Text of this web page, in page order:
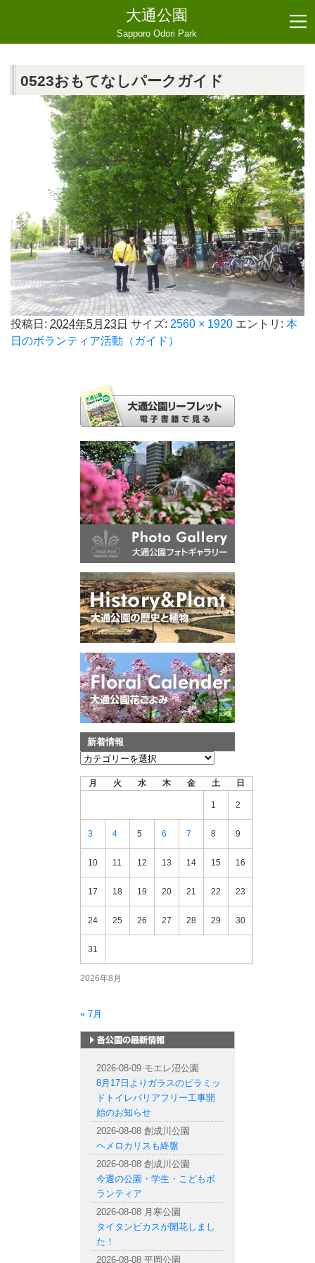
大通公園
Sapporo Odori Park
0523おもてなしパークガイド
投稿日: 2024年5月23日 サイズ: 2560 × 1920 エントリ: 本
日のボランティア活動（ガイド）
新着情報
新
2026年8月
月 火 水 木 金 土 日
1 2
3 4 5 6 7 8 9
10 11 12 13 14 15 16
17 18 19 20 21 22 23
24 25 26 27 28 29 30
31
« 7月
2026-08-09 モエレ沼公園
8月17日よりガラスのピラミッ
ドトイレバリアフリー工事開
始のお知らせ
2026-08-08 創成川公園
ヘメロカリスも終盤
2026-08-08 創成川公園
今週の公園・学生・こどもボ
ランティア
2026-08-08 月寒公園
タイタンビカスが開花しまし
た！
2026-08-08 平岡公園